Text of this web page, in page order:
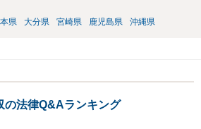
県 大分県 宮崎県 鹿児島県 沖縄県
の法律Q&Aランキング